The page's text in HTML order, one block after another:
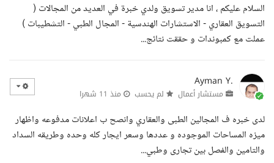
السلام عليكم ، انا مدير تسويق ولدي خبرة في العديد من المجالات (
التسويق العقاري - الاستشارات الهندسية - المجال الطبي - التشطيبات )
عملت مع كمبوندات و حققت نتائج...
Ayman Y.
مستشار أعمال لم يحسب منذ 11 شهرا
لدى خبره ف المجالين الطبى والعقاري وانصح ب اعلانات مدفوعه واظهار
ميزه المساحات الموجوده و عددها وسعر ايجار كله وحده وطريقه السداد
والتامين والفصل بين تجارى وطبي...